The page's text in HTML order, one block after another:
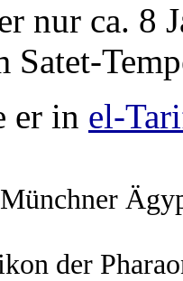
nur ca. 8
Satet-
er in el-
der